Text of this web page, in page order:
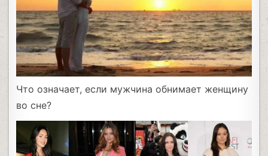
Что означает, если мужчина обнимает женщину
во сне?